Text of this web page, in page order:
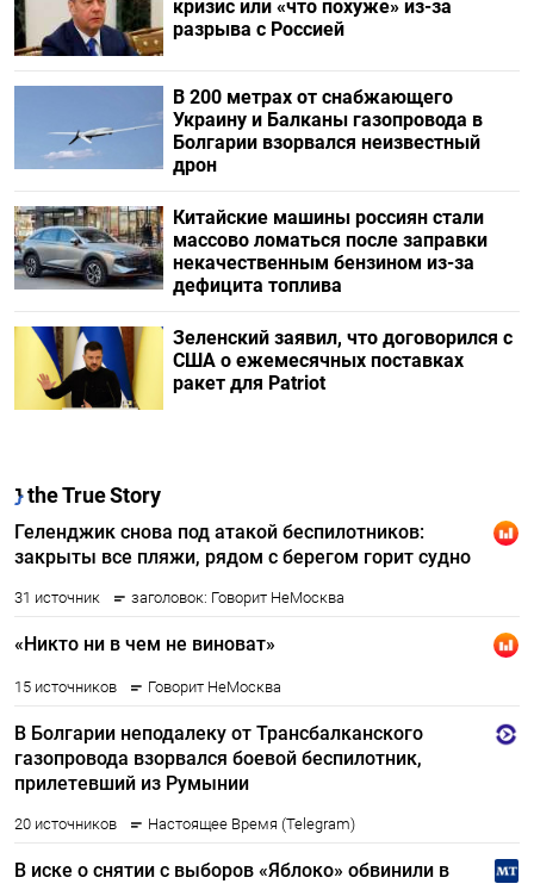
кризис или «что похуже» из-за
разрыва с Россией
В 200 метрах от снабжающего
Украину и Балканы газопровода в
Болгарии взорвался неизвестный
дрон
Китайские машины россиян стали
массово ломаться после заправки
некачественным бензином из-за
дефицита топлива
Зеленский заявил, что договорился с
США о ежемесячных поставках
ракет для Patriot